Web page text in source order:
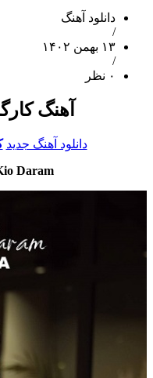
دانلود آهنگ
آهنگ
دانلود آهنگ جدید
Kio Daram